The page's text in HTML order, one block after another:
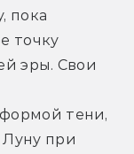
пока
точку
эры. Свои
тени,
Луну при